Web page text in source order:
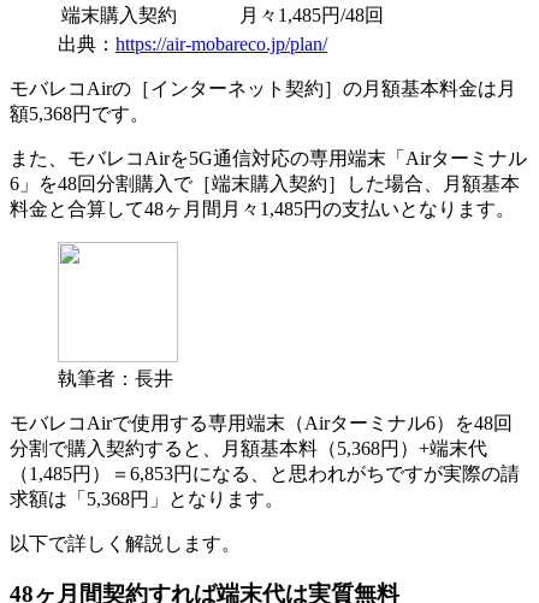
端末購入契約
月々1,485円/48回
出典： https://air-mobareco.jp/plan/
モバレコAirの［インターネット契約］の月額基本料金は月
額5,368円です。
また、モバレコAirを5G通信対応の専用端末「Airターミナル
6」を48回分割購入で［端末購入契約］した場合、月額基本
料金と合算して48ヶ月間月々1,485円の支払いとなります。
執筆者：長井
モバレコAirで使用する専用端末（Airターミナル6）を48回
分割で購入契約すると、月額基本料（5,368円）+端末代
（1,485円）＝6,853円になる、と思われがちですが実際の請
求額は「5,368円」
となります。
以下で詳しく解説します。
48ヶ月間契約すれば端末代は実質無料